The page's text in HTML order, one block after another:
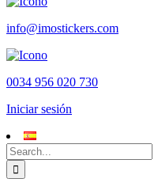
info@imostickers.com
0034 956 020 730
Iniciar sesión
Search
for: